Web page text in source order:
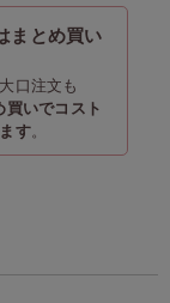
まとめ買い
口注文も
買いでコスト
す。